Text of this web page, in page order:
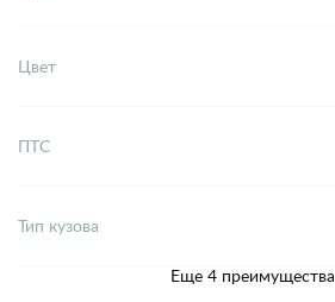
Цвет
ПТС
Тип кузова
Еще 4 преимущества